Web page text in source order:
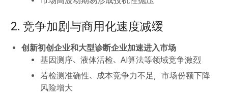
2. 竞争加剧与商用化速度减缓
创新初创企业和大型诊断企业加速进入市场
基因测序、液体活检、AI算法等领域竞争激烈
若检测准确性、成本竞争力不足，市场份额下降
风险增大